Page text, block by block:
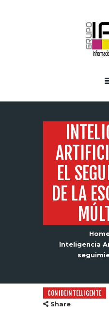
EL
DE LA
Inteligencia
CONIDEINTELLIGENTE
Share